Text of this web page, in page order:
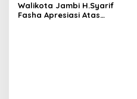
Walikota Jambi H.Syarif
Fasha Apresiasi Atas